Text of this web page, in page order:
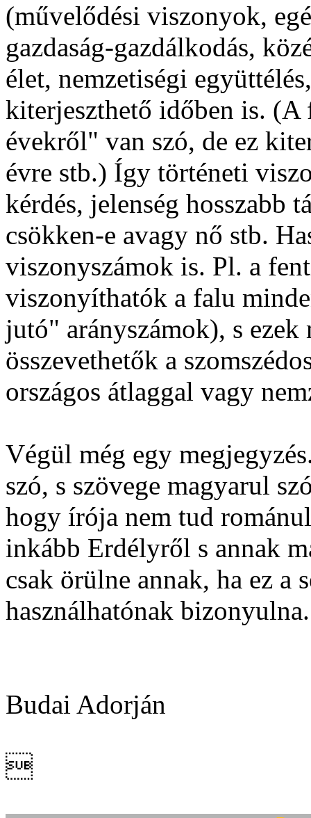
(művelődési viszonyok,
gazdaság-gazdálkodás,
élet, nemzetiségi
kiterjeszthető időben is. (A
évekről" van szó, de ez
évre stb.) Így történeti
kérdés, jelenség hosszabb
csökken-e avagy nő stb.
viszonyszámok is. Pl. a
viszonyíthatók a falu
jutó" arányszámok), s
összevethetők a
országos átlaggal vagy
Végül még egy
szó, s szövege magyarul
hogy írója nem tud
inkább Erdélyről s annak
csak örülne annak, ha ez a
használhatónak bizonyulna.
Budai Adorján
